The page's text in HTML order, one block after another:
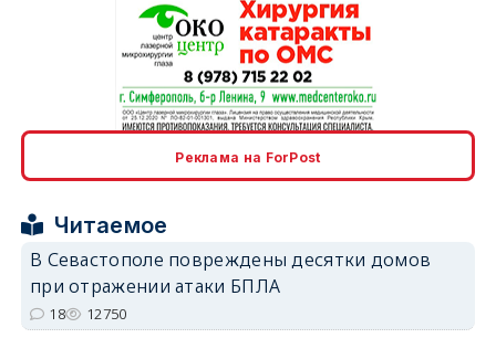
erid: 2SDnjcrDNw6
Реклама на ForPost
Читаемое
В Севастополе повреждены десятки домов
при отражении атаки БПЛА
18 12750